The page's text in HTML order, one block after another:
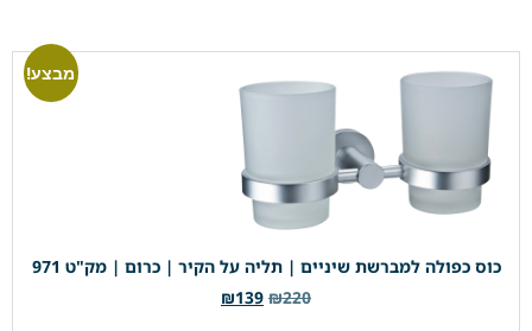
מבצע!
כוס כפולה למברשת שיניים | תליה על הקיר | כרום | מק"ט 971
₪220
₪139